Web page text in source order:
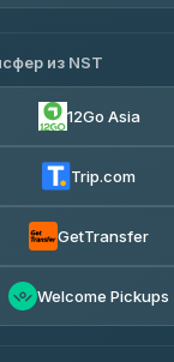
and Travel
฿
из NST
12Go Asia
Trip.com
GetTransfer
Welcome Pickups